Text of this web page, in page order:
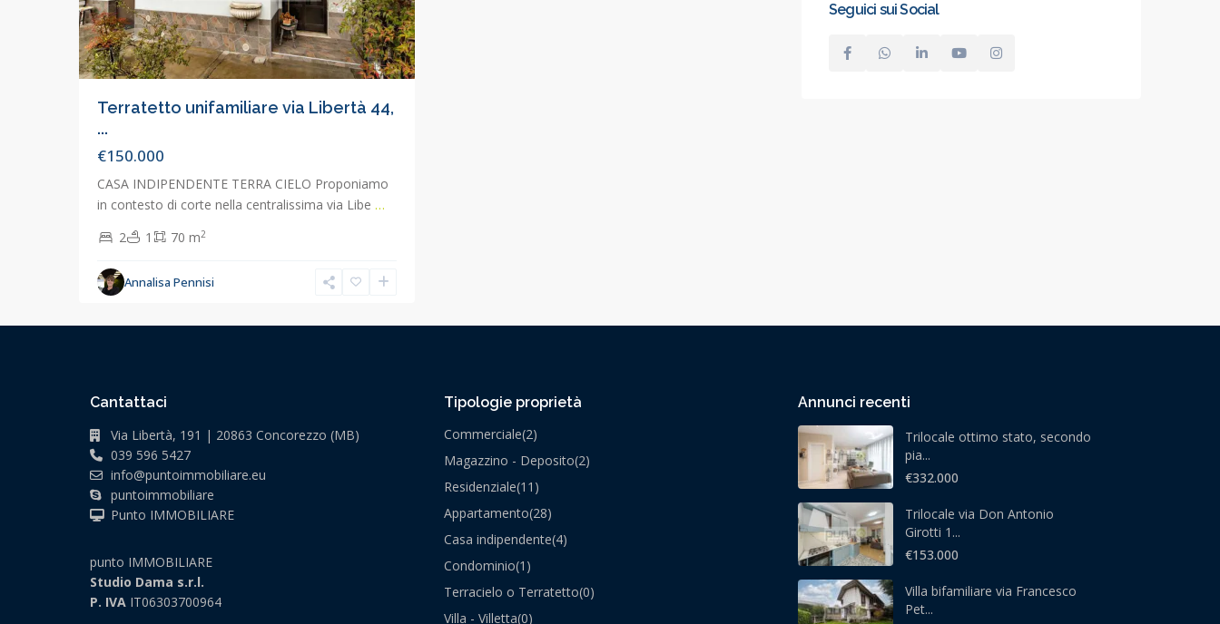
Terratetto unifamiliare via Libertà 44,
...
€150.000
CASA INDIPENDENTE TERRA CIELO Proponiamo
in contesto di corte nella centralissima via Libe …
2
1 70 m2
Annalisa Pennisi
Seguici sui Social
Cantattaci
Via Libertà, 191 | 20863 Concorezzo (MB)
039 596 5427
info@puntoimmobiliare.eu
puntoimmobiliare
Punto IMMOBILIARE
punto IMMOBILIARE
Studio Dama s.r.l.
P. IVA IT06303700964
Tipologie proprietà
Commerciale(2)
Magazzino - Deposito(2)
Residenziale(11)
Appartamento(28)
Casa indipendente(4)
Condominio(1)
Terracielo o Terratetto(0)
Villa - Villetta(0)
Annunci recenti
Trilocale ottimo stato, secondo
pia...
€332.000
Trilocale via Don Antonio
Girotti 1...
€153.000
Villa bifamiliare via Francesco
Pet...